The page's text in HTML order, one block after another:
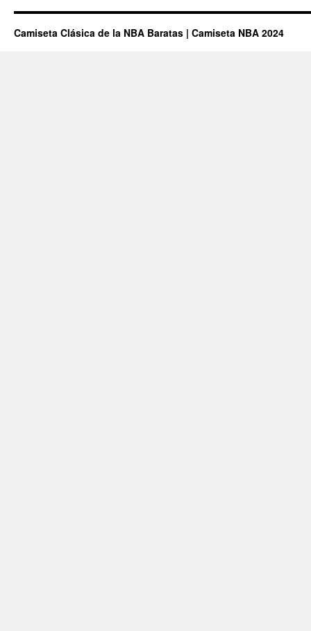
Camiseta Clásica de la NBA Baratas | Camiseta NBA 2024